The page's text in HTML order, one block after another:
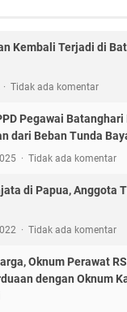
Kembali Terjadi di
Tidak ada komentar
Pegawai Batanghari
dari Beban Tunda
Tidak ada komentar
di Papua, Anggota
Tidak ada komentar
Oknum Perawat
dengan Oknum